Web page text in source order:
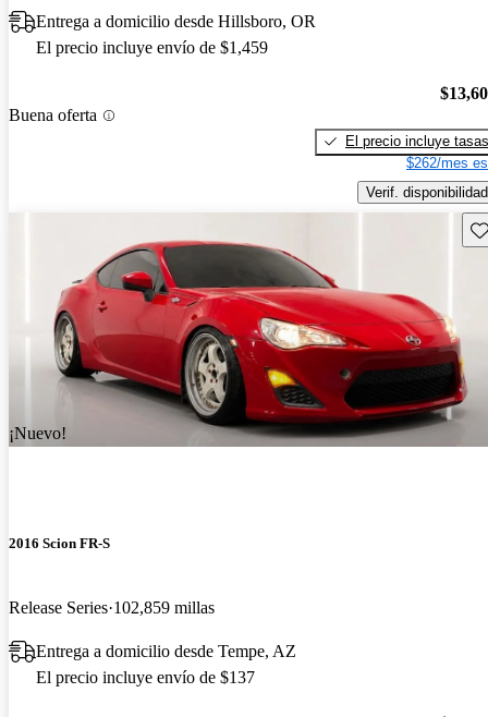
Entrega a domicilio desde Hillsboro, OR
El precio incluye envío de $1,459
Buena oferta
El precio incluye tasas
$262/mes
Verif. disponibilidad
¡Nuevo!
2016 Scion FR-S
Release Series 102,859 millas
Entrega a domicilio desde Tempe, AZ
El precio incluye envío de $137